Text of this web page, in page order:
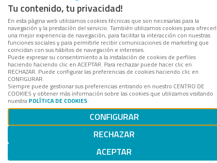
Tu contenido, tu privacidad!
En esta página web utilizamos cookies técnicas que son necesarias para la
navegación y la prestación del servicio. También utilizamos cookies para
una mejor experiencia de navegación, para facilitar la interacción con nuestras
funciones sociales y para permitirle recibir comunicaciones de marketing que
coincidan con sus hábitos de navegación e intereses.
Puede expresar su consentimiento a la instalación de cookies de perfiles
haciendo haciendo clic en ACEPTAR. Para rechazar puede hacer clic en
RECHAZAR. Puede configurar las preferencias de cookies haciendo clic en
CONFIGURAR.
Siempre puede gestionar sus preferencias entrando en nuestro CENTRO DE
COOKIES y obtener más información sobre las cookies que utilizamos visitando
nuestra POLÍTICA DE COOKIES.
CONFIGURAR
RECHAZAR
ACEPTAR